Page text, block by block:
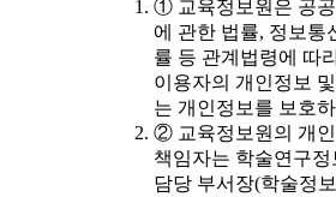
① 교육정보원은 공
에 관한 법률, 정보통
률 등 관계법령에 따
이용자의 개인정보
는 개인정보를 보호
② 교육정보원의 개인
책임자는 학술연구정
담당 부서장(학술정